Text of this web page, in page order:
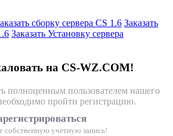
сборку сервера CS 1.6 Заказать
Заказать Установку сервера
на CS-WZ.COM!
полноценным пользователем нашего
пройти регистрацию.
собственную учетную запись!